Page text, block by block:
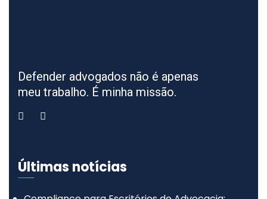
Defender advogados não é apenas
meu trabalho. É minha missão.
Últimas notícias